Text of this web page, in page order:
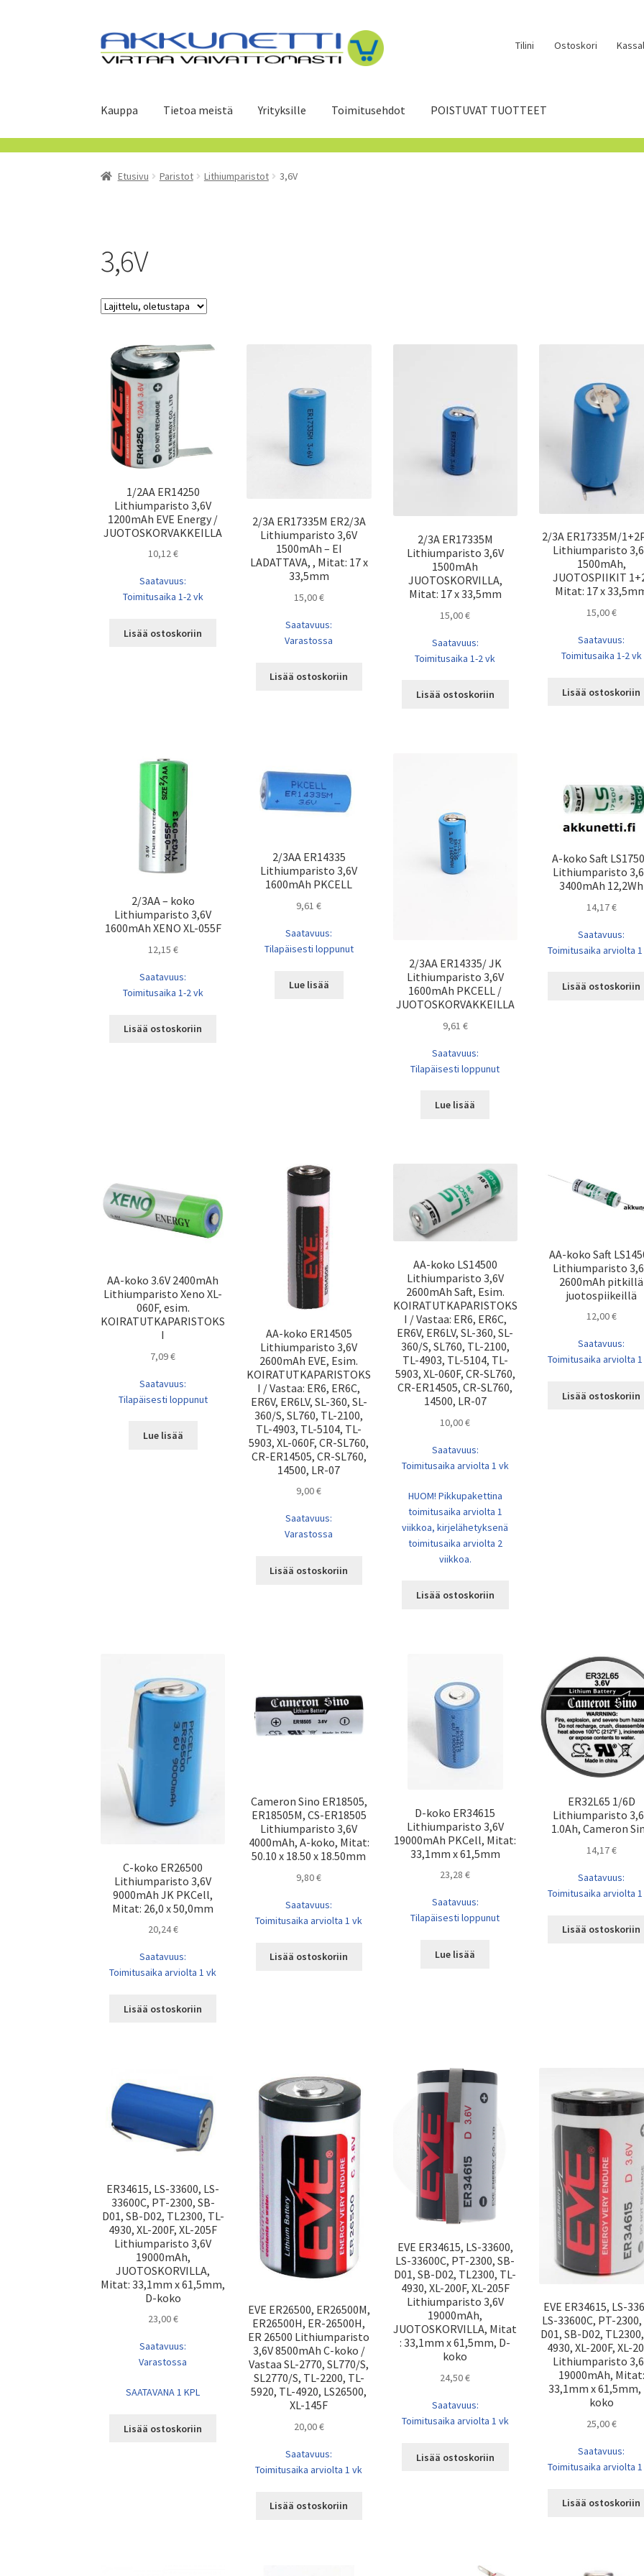
Siirry
navigointiin
Siirry
sisältöön
Tilini Ostoskori
Kauppa Tietoa meistä Yrityksille Toimitusehdot POISTUVAT TUOTTEET
Etusivu Paristot Lithiumparistot 3,6V
3,6V
1/2AA ER14250
Lithiumparisto 3,6V
1200mAh EVE Energy /
JUOTOSKORVAKKEILLA
10,12€
Saatavuus:
Toimitusaika 1-2 vk
Lisää ostoskoriin
2/3A ER17335M ER2/3A
Lithiumparisto 3,6V
1500mAh – EI
LADATTAVA, , Mitat: 17 x
33,5mm
15,00€
Saatavuus:
Varastossa
Lisää ostoskoriin
2/3A ER17335M
Lithiumparisto 3,6V
1500mAh
JUOTOSKORVILLA,
Mitat: 17 x 33,5mm
15,00€
Saatavuus:
Toimitusaika 1-2 vk
Lisää ostoskoriin
2/3A ER17335M/
Lithiumparisto
1500mAh,
JUOTOSPIIKIT
Mitat: 17 x
15,00€
Saatavuus:
Toimitusaika 1-2 vk
Lisää ostoskoriin
2/3AA – koko
Lithiumparisto 3,6V
1600mAh XENO XL-055F
12,15 €
Saatavuus:
Toimitusaika 1-2 vk
Lisää ostoskoriin
2/3AA ER14335
Lithiumparisto 3,6V
1600mAh PKCELL
9,61€
Saatavuus:
Tilapäisesti loppunut
Lue lisää
2/3AA ER14335/ JK
Lithiumparisto 3,6V
1600mAh PKCELL /
JUOTOSKORVAKKEILLA
9,61 €
Saatavuus:
Tilapäisesti loppunut
Lue lisää
A-koko Saft
Lithiumparisto
3400mAh 12,2Wh
14,17€
Saatavuus:
Toimitusaika arviolta
Lisää ostoskoriin
AA-koko 3.6V 2400mAh
Lithiumparisto Xeno XL-
060F, esim.
KOIRATUTKAPARISTOKS
I
7,09€
Saatavuus:
Tilapäisesti loppunut
Lue lisää
AA-koko ER14505
Lithiumparisto 3,6V
2600mAh EVE, Esim.
KOIRATUTKAPARISTOKS
I / Vastaa: ER6, ER6C,
ER6V, ER6LV, SL-360, SL-
360/S, SL760, TL-2100,
TL-4903, TL-5104, TL-
5903, XL-060F, CR-SL760,
CR-ER14505, CR-SL760,
14500, LR-07
9,00€
Saatavuus:
Varastossa
Lisää ostoskoriin
AA-koko LS14500
Lithiumparisto 3,6V
2600mAh Saft, Esim.
KOIRATUTKAPARISTOKS
I / Vastaa: ER6, ER6C,
ER6V, ER6LV, SL-360, SL-
360/S, SL760, TL-2100,
TL-4903, TL-5104, TL-
5903, XL-060F, CR-SL760,
CR-ER14505, CR-SL760,
14500, LR-07
10,00€
Saatavuus:
Toimitusaika arviolta 1 vk
HUOM! Pikkupakettina
toimitusaika arviolta 1
viikkoa, kirjelähetyksenä
toimitusaika arviolta 2
viikkoa.
Lisää ostoskoriin
AA-koko Saft
Lithiumparisto
2600mAh pitkillä
juotospiikeillä
12,00€
Saatavuus:
Toimitusaika arviolta
Lisää ostoskoriin
C-koko ER26500
Lithiumparisto 3,6V
9000mAh JK PKCell,
Mitat: 26,0 x 50,0mm
20,24€
Saatavuus:
Toimitusaika arviolta 1 vk
Lisää ostoskoriin
Cameron Sino ER18505,
ER18505M, CS-ER18505
Lithiumparisto 3,6V
4000mAh, A-koko, Mitat:
50.10 x 18.50 x 18.50mm
9,80€
Saatavuus:
Toimitusaika arviolta 1 vk
Lisää ostoskoriin
D-koko ER34615
Lithiumparisto 3,6V
19000mAh PKCell, Mitat:
33,1mm x 61,5mm
23,28€
Saatavuus:
Tilapäisesti loppunut
Lue lisää
ER32L65 1/6D
Lithiumparisto
1.0Ah, Cameron
14,17€
Saatavuus:
Toimitusaika arviolta
Lisää ostoskoriin
ER34615, LS-33600, LS-
33600C, PT-2300, SB-
D01, SB-D02, TL2300, TL-
4930, XL-200F, XL-205F
Lithiumparisto 3,6V
19000mAh,
JUOTOSKORVILLA,
Mitat: 33,1mm x 61,5mm,
D-koko
23,00€
Saatavuus:
Varastossa
SAATAVANA 1 KPL
Lisää ostoskoriin
EVE ER26500, ER26500M,
ER26500H, ER-26500H,
ER 26500 Lithiumparisto
3,6V 8500mAh C-koko /
Vastaa SL-2770, SL770/S,
SL2770/S, TL-2200, TL-
5920, TL-4920, LS26500,
XL-145F
20,00€
Saatavuus:
Toimitusaika arviolta 1 vk
Lisää ostoskoriin
EVE ER34615, LS-33600,
LS-33600C, PT-2300, SB-
D01, SB-D02, TL2300, TL-
4930, XL-200F, XL-205F
Lithiumparisto 3,6V
19000mAh,
JUOTOSKORVILLA, Mitat
: 33,1mm x 61,5mm, D-
koko
24,50€
Saatavuus:
Toimitusaika arviolta 1 vk
Lisää ostoskoriin
EVE ER34615, LS-
LS-33600C, PT-2300,
D01, SB-D02,
4930, XL-200F, XL-
Lithiumparisto
19000mAh, Mitat:
33,1mm x 61,5mm,
koko
25,00€
Saatavuus:
Toimitusaika arviolta
Lisää ostoskoriin